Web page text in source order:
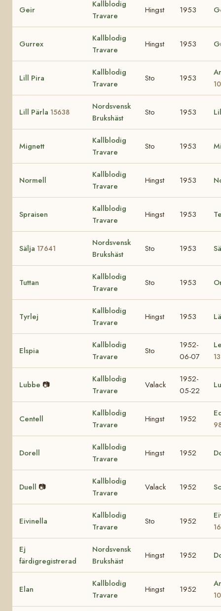
Geir
Kallblodig
Travare
Hingst 1953
Gurrex
Kallblodig
Travare
Hingst 1953
Lill Pira
Kallblodig
Travare
Sto 1953
Lill Pärla 15638
Nordsvensk
Brukshäst
Sto 1953
Mignett
Kallblodig
Travare
Sto 1953
Normell
Kallblodig
Travare
Hingst 1953
Spraisen
Kallblodig
Travare
Hingst 1953
Sälja 17641
Nordsvensk
Brukshäst
Sto 1953
Tuttan
Kallblodig
Travare
Sto 1953
Tyrlej
Kallblodig
Travare
Hingst 1953
Elspia
Kallblodig
Travare
Sto
1952-
06-07
Lubbe 📷
Kallblodig
Travare
Valack
1952-
05-22
Centell
Kallblodig
Travare
Hingst 1952
Dorell
Kallblodig
Travare
Hingst 1952
Duell 📷
Kallblodig
Travare
Valack 1952
Eivinella
Kallblodig
Travare
Sto 1952
Ej
färdigregistrerad
Nordsvensk
Brukshäst
Hingst 1952
Elan
Kallblodig
Travare
Hingst 1952